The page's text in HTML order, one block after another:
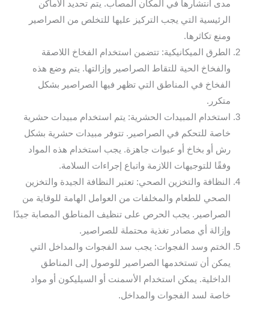
مدى انتشارها في المكان المصاب. يتم تحديد الأماكن
الرئيسية التي يجب التركيز عليها للتخلص من الصراصير
ومنع تكاثرها.
الطرق الميكانيكية: تتضمن استخدام الفخاخ اللاصقة
والفخاخ الحية للتقاط الصراصير وإزالتها. يتم وضع هذه
الفخاخ في المناطق التي تظهر فيها الصراصير بشكل
متكرر.
استخدام المبيدات الحشرية: يتم استخدام مبيدات حشرية
خاصة للتحكم في الصراصير. تتوفر مبيدات حشرية بشكل
رش أو بخاخ أو عبوات جاهزة. يجب استخدام هذه المواد
وفقًا للتوجيهات اللازمة واتباع إجراءات السلامة.
النظافة والتخزين الصحي: تعتبر النظافة الجيدة والتخزين
الصحي للطعام والمخلفات من العوامل الهامة للوقاية من
الصراصير. يجب الحرص على تنظيف المناطق المصابة جيدًا
وإزالة أي مصادر تغذية محتملة للصراصير.
الختم وسد الفجوات: يجب سد الفجوات والمداخل التي
يمكن أن تستخدمها الصراصير للوصول إلى المناطق
الداخلية. يمكن استخدام الأسمنت أو السيليكون أو مواد
خاصة لسد الفجوات والمداخل.